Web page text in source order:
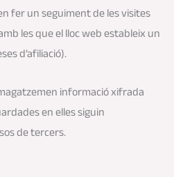
fer un seguiment de les visites
les que el lloc web estableix un
d’afiliació).
informació xifrada
en elles siguin
de tercers.